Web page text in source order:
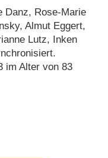
Danz, Rose-Marie
Almut Eggert,
Lutz, Inken
im Alter von 83